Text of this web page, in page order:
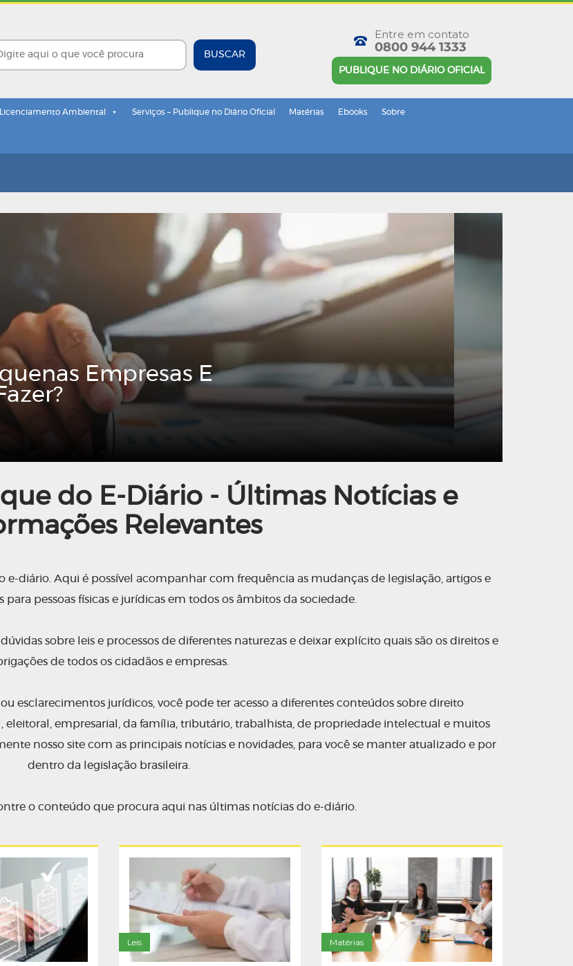
BUSCAR
Entre em contato
0800 944 1333
PUBLIQUE NO DIÁRIO OFICIAL
Licenciamento Ambiental Serviços – Publique no Diário Oficial Matérias Ebooks Sobre
Empresas E
Funciona?
do E-Diário - Últimas Notícias e
Relevantes
e-diário. Aqui é possível acompanhar com frequência as mudanças de legislação, artigos e
para pessoas físicas e jurídicas em todos os âmbitos da sociedade.
sobre leis e processos de diferentes naturezas e deixar explícito quais são os direitos e
de todos os cidadãos e empresas.
esclarecimentos jurídicos, você pode ter acesso a diferentes conteúdos sobre direito
empresarial, da família, tributário, trabalhista, de propriedade intelectual e muitos
nosso site com as principais notícias e novidades, para você se manter atualizado e por
dentro da legislação brasileira.
o conteúdo que procura aqui nas últimas notícias do e-diário.
Leis Matérias